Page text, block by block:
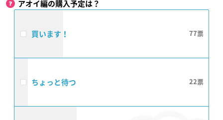
アオイ編の購入予定は？
買います！ 77
ちょっと待つ 22